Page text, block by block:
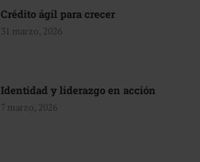
Crédito ágil para crecer
31 marzo, 2026
Identidad y liderazgo en acción
7 marzo, 2026